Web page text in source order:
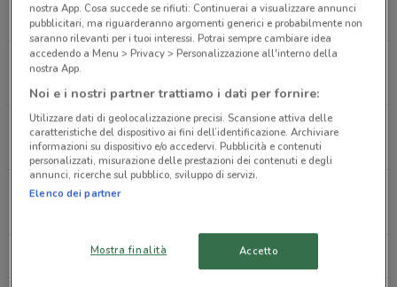
8.3 km
CHIUSO
Via Tuscolana, 803 Roma
Via Aristide Merloni, 141 Roma
13.7 km
CHIUSO
Via Laurentina, 865 Roma
Tutti i negozi Medi-Market
nostra App. Cosa succede se rifiuti: Continuerai a visualizzare annunci
pubblicitari, ma riguarderanno argomenti generici e probabilmente non
saranno rilevanti per i tuoi interessi. Potrai sempre cambiare idea
accedendo a Menu > Privacy > Personalizzazione all'interno della
nostra App.
Noi e i nostri partner trattiamo i dati per fornire:
Utilizzare dati di geolocalizzazione precisi. Scansione attiva delle
caratteristiche del dispositivo ai fini dell’identificazione. Archiviare
informazioni su dispositivo e/o accedervi. Pubblicità e contenuti
personalizzati, misurazione delle prestazioni dei contenuti e degli
annunci, ricerche sul pubblico, sviluppo di servizi.
Elenco dei partner
Mostra finalità Accetto